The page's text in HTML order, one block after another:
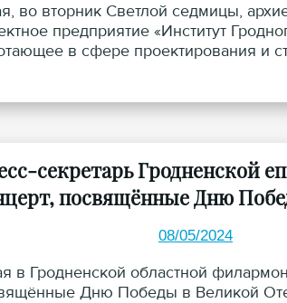
во вторник Светлой седмицы,
предприятие «Институт
в сфере проектирования и
секретарь Гродненской
посвящённые Дню
08/05/2024
в Гродненской областной
Дню Победы в Великой